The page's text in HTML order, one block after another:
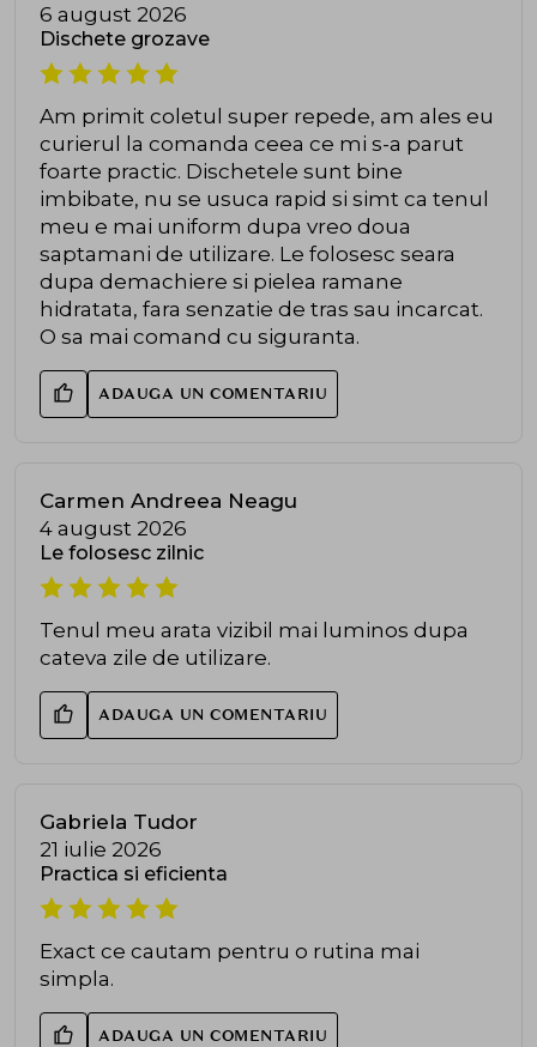
6 august 2026
Dischete grozave
Am primit coletul super repede, am ales eu
curierul la comanda ceea ce mi s-a parut
foarte practic. Dischetele sunt bine
imbibate, nu se usuca rapid si simt ca tenul
meu e mai uniform dupa vreo doua
saptamani de utilizare. Le folosesc seara
dupa demachiere si pielea ramane
hidratata, fara senzatie de tras sau incarcat.
O sa mai comand cu siguranta.
ADAUGA UN COMENTARIU
Carmen Andreea Neagu
4 august 2026
Le folosesc zilnic
Tenul meu arata vizibil mai luminos dupa
cateva zile de utilizare.
ADAUGA UN COMENTARIU
Gabriela Tudor
21 iulie 2026
Practica si eficienta
Exact ce cautam pentru o rutina mai
simpla.
ADAUGA UN COMENTARIU